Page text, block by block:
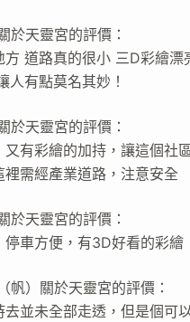
於天靈宮的評價：
方 道路真的很小 三D彩繪漂
人有點莫名其妙！
於天靈宮的評價：
有彩繪的加持，讓這個社
裡需經產業道路，注意安全
於天靈宮的評價：
停車方便，有3D好看的彩繪
帆）關於天靈宮的評價：
去並未全部走透，但是個可